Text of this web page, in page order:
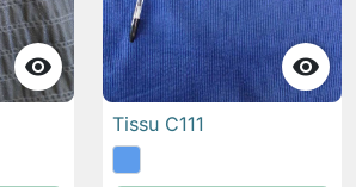
 
Tissu C111